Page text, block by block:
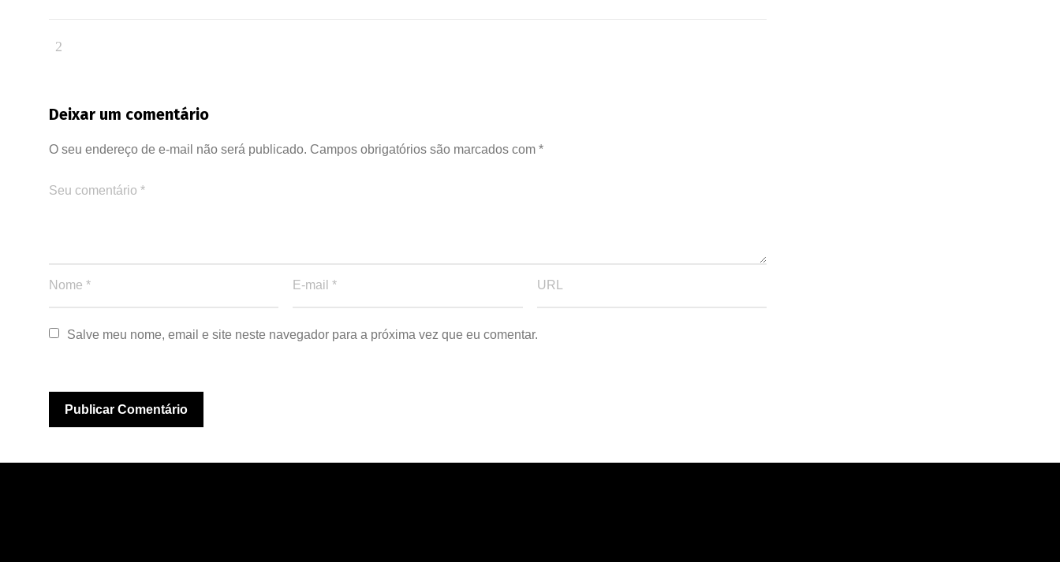
Deixar um comentário
O seu endereço de e-mail não será publicado. Campos obrigatórios são marcados com *
Salve meu nome, email e site neste navegador para a próxima vez que eu comentar.